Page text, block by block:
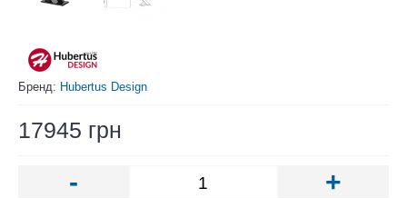
Бренд: Hubertus Design
17945 грн
- +